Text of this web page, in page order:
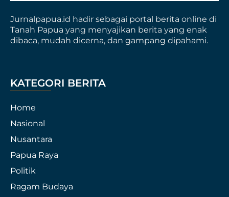
Jurnalpapua.id hadir sebagai portal berita online di
Tanah Papua yang menyajikan berita yang enak
dibaca, mudah dicerna, dan gampang dipahami.
KATEGORI BERITA
Home
Nasional
Nusantara
Papua Raya
Politik
Ragam Budaya